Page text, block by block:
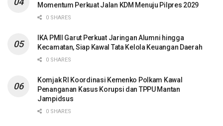
Momentum Perkuat Jalan KDM Menuju Pilpres 2029
0 SHARES
IKA PMII Garut Perkuat Jaringan Alumni hingga
Kecamatan, Siap Kawal Tata Kelola Keuangan Daerah
0 SHARES
Komjak RI Koordinasi Kemenko Polkam Kawal
Penanganan Kasus Korupsi dan TPPU Mantan
Jampidsus
0 SHARES